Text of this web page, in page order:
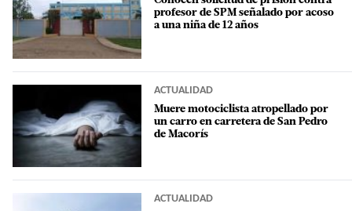
profesor de SPM señalado por acoso
a una niña de 12 años
ACTUALIDAD
Muere motociclista atropellado por
un carro en carretera de San Pedro
de Macorís
ACTUALIDAD